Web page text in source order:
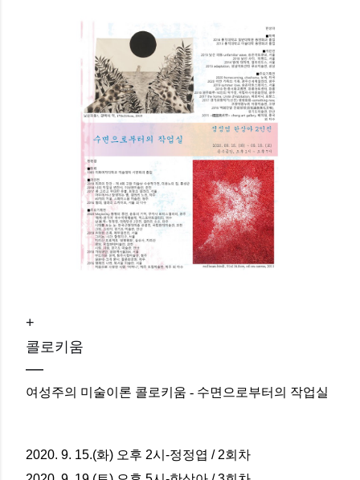
+
콜로키움
여성주의 미술이론 콜로키움 - 수면으로부터의 작업실
2020. 9. 15.(화) 오후 2시-정정엽 / 2회차